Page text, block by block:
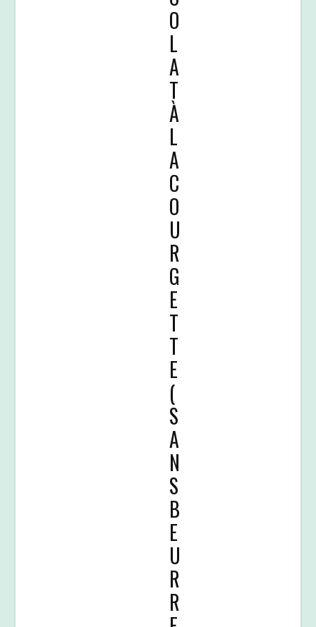
O
L
A
T
À
L
A
C
O
U
R
G
E
T
T
E
(
S
A
N
S
B
E
U
R
R